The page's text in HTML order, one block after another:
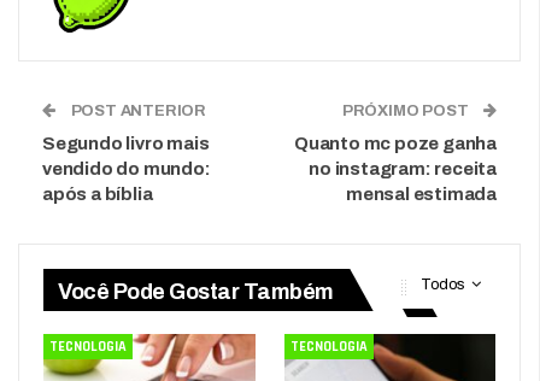
POST ANTERIOR
Segundo livro mais
vendido do mundo:
após a bíblia
PRÓXIMO POST
Quanto mc poze ganha
no instagram: receita
mensal estimada
Todos
Você Pode Gostar Também
TECNOLOGIA TECNOLOGIA